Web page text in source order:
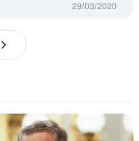
29/03/2020